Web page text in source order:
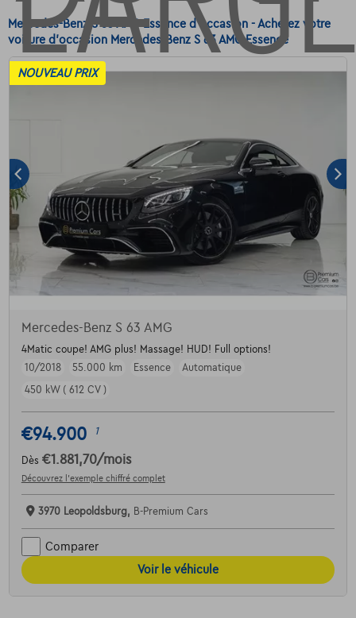
Mercedes-Benz S 63 AMG Essence d'occasion - Achetez votre
voiture d'occasion Mercedes-Benz S 63 AMG Essence
NOUVEAU PRIX
Mercedes-Benz S 63 AMG
4Matic coupe! AMG plus! Massage! HUD! Full options!
10/2018
55.000 km Essence
Automatique
450 kW ( 612 CV )
€94.900 1
Dès €1.881,70/mois
Découvrez l’exemple chiffré complet
3970 Leopoldsburg, B-Premium Cars
Comparer
Voir le véhicule